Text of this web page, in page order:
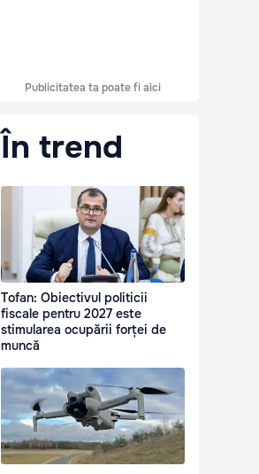
Publicitatea ta poate fi aici
În trend
Tofan: Obiectivul politicii
fiscale pentru 2027 este
stimularea ocupării forței de
muncă